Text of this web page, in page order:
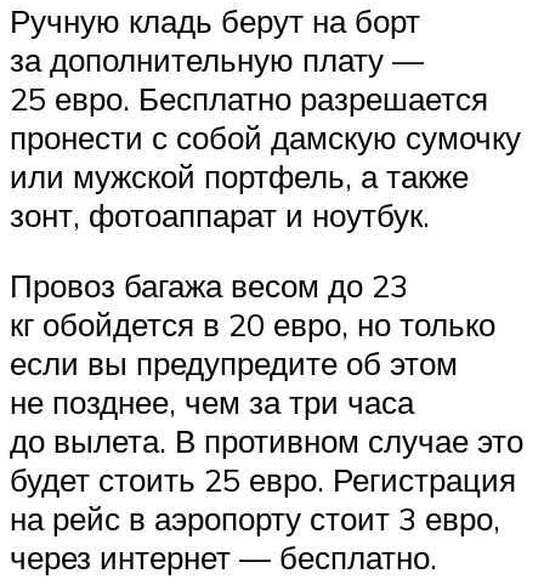
Ручную кладь берут на борт
за дополнительную плату —
25 евро. Бесплатно разрешается
пронести с собой дамскую сумочку
или мужской портфель, а также
зонт, фотоаппарат и ноутбук.
Провоз багажа весом до 23
кг обойдется в 20 евро, но только
если вы предупредите об этом
не позднее, чем за три часа
до вылета. В противном случае это
будет стоить 25 евро. Регистрация
на рейс в аэропорту стоит 3 евро,
через интернет — бесплатно.